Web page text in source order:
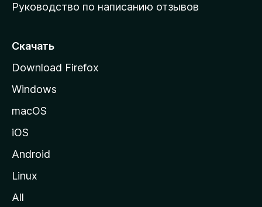
ю
т
а
н
у
M
i
Руководство по написанию отзывов
Скачать
Download Firefox
Windows
macOS
iOS
Android
Linux
All